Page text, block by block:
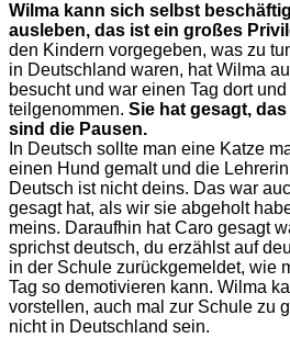
Wilma kann sich selbst
ausleben, das ist ein großes
den Kindern vorgegeben, was zu
in Deutschland waren, hat Wilma
besucht und war einen Tag dort
teilgenommen. Sie hat gesagt,
sind die Pausen.
In Deutsch sollte man eine Katze
einen Hund gemalt und die
Deutsch ist nicht deins. Das war
gesagt hat, als wir sie abgeholt
meins. Daraufhin hat Caro gesagt
sprichst deutsch, du erzählst auf
in der Schule zurückgemeldet, wie
Tag so demotivieren kann. Wilma
vorstellen, auch mal zur Schule zu
nicht in Deutschland sein.